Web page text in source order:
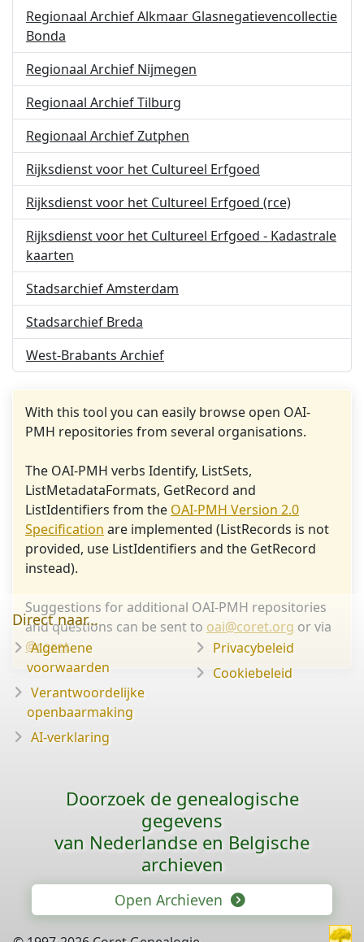
Regionaal Archief Alkmaar Glasnegatievencollectie
Bonda
Regionaal Archief Nijmegen
Regionaal Archief Tilburg
Regionaal Archief Zutphen
Rijksdienst voor het Cultureel Erfgoed
Rijksdienst voor het Cultureel Erfgoed (rce)
Rijksdienst voor het Cultureel Erfgoed - Kadastrale
kaarten
Stadsarchief Amsterdam
Stadsarchief Breda
West-Brabants Archief
With this tool you can easily browse open OAI-
PMH repositories from several organisations.
The OAI-PMH verbs Identify, ListSets,
ListMetadataFormats, GetRecord and
ListIdentifiers from the OAI-PMH Version 2.0
Specification are implemented (ListRecords is not
provided, use ListIdentifiers and the GetRecord
instead).
Suggestions for additional OAI-PMH repositories
and questions can be sent to oai@coret.org or via
@coret.
Direct naar...
Algemene
voorwaarden
Verantwoordelijke
openbaarmaking
AI-verklaring
Privacybeleid
Cookiebeleid
Doorzoek de genealogische
gegevens
van Nederlandse en Belgische
archieven
Open Archieven